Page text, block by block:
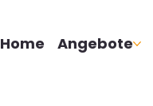
Home Angebote